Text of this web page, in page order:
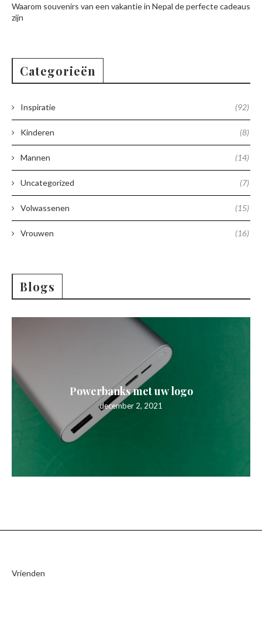
Waarom souvenirs van een vakantie in Nepal de perfecte cadeaus
zijn
Categorieën
Inspiratie (92)
Kinderen (8)
Mannen (14)
Uncategorized (7)
Volwassenen (15)
Vrouwen (16)
Blogs
Powerbanks met uw logo
december 2, 2021
Vrienden